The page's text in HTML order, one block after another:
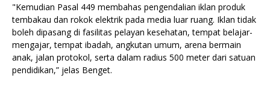
"Kemudian Pasal 449 membahas pengendalian iklan produk
tembakau dan rokok elektrik pada media luar ruang. Iklan tidak
boleh dipasang di fasilitas pelayan kesehatan, tempat belajar-
mengajar, tempat ibadah, angkutan umum, arena bermain
anak, jalan protokol, serta dalam radius 500 meter dari satuan
pendidikan,” jelas Benget.